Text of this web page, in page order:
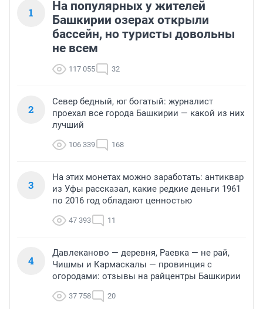
1
На популярных у жителей
Башкирии озерах открыли
бассейн, но туристы довольны
не всем
117 055 32
2
Север бедный, юг богатый: журналист
проехал все города Башкирии — какой из них
лучший
106 339 168
3
На этих монетах можно заработать: антиквар
из Уфы рассказал, какие редкие деньги 1961
по 2016 год обладают ценностью
47 393 11
4
Давлеканово — деревня, Раевка — не рай,
Чишмы и Кармаскалы — провинция с
огородами: отзывы на райцентры Башкирии
37 758 20